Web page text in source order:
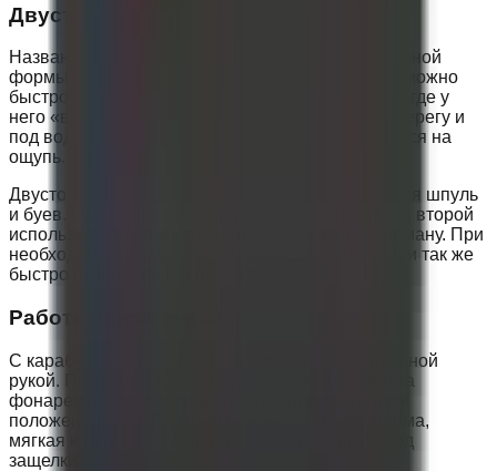
Двусторонняя конструкция
Название «бабочка» появилось из-за симметричной
формы и двух рабочих защелок. Такой карабин можно
быстро пристегнуть с любой стороны, не думая, где у
него «верх» и «низ». Это удобно на катере, на берегу и
под водой, особенно когда действия выполняются на
ощупь.
Двусторонняя конструкция особенно полезна для шпуль
и буев. Один конец карабина остается на шпуле, второй
используется для крепления к D-кольцу или карману. При
необходимости карабин быстро освобождается и так же
быстро возвращается на место.
Работа одной рукой
С карабином-бабочкой нужно уметь работать одной
рукой. Под водой вторая рука может быть занята
фонарем, камерой, линией, буем или контролем
положения тела. Поэтому важны понятная форма,
мягкая кнопка, удобный размер и уверенный ход
защелки.